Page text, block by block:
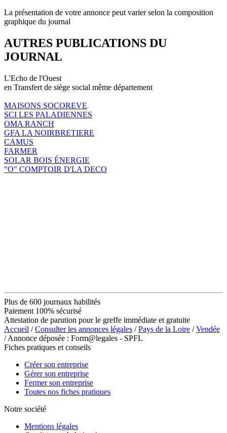
La présentation de votre annonce peut varier selon la composition
graphique du journal
AUTRES PUBLICATIONS DU
JOURNAL
L'Echo de l'Ouest
en Transfert de siège social même département
MAISONS SOCOREVE
SCI LES PALADIENNES
OMA RANCH
GFA LA NOIRBRETIERE
CAMUS
FARMER
SOLAR BOIS ÉNERGIE
"O" COMPTOIR D'LA DECO
Plus de 600 journaux habilités
Paiement 100% sécurisé
Attestation de parution pour le greffe immédiate et gratuite
Accueil /Consulter les annonces légales /Pays de la Loire /Vendée
/ Annonce déposée : Form@legales - SPFL
Fiches pratiques et conseils
Créer son entreprise
Gérer son entreprise
Fermer son entreprise
Toutes nos fiches pratiques
Notre société
Mentions légales